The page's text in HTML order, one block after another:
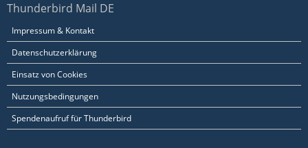
Thunderbird Mail DE
Impressum & Kontakt
Datenschutzerklärung
Einsatz von Cookies
Nutzungsbedingungen
Spendenaufruf für Thunderbird